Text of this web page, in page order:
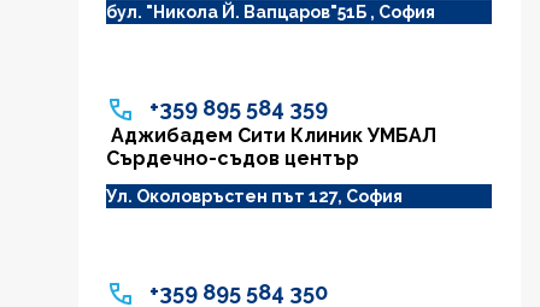
бул. "Никола Й. Вапцаров"51Б , София
+359 895 584 359
Аджибадем Сити Клиник УМБАЛ
Сърдечно-съдов център
Ул. Околовръстен път 127, София
+359 895 584 350